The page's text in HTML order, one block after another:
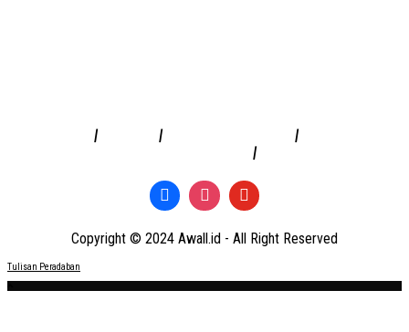
| | |
|
Copyright © 2024 Awall.id - All Right Reserved
Tulisan Peradaban